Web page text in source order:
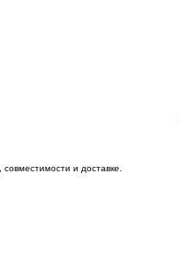
и доставке.